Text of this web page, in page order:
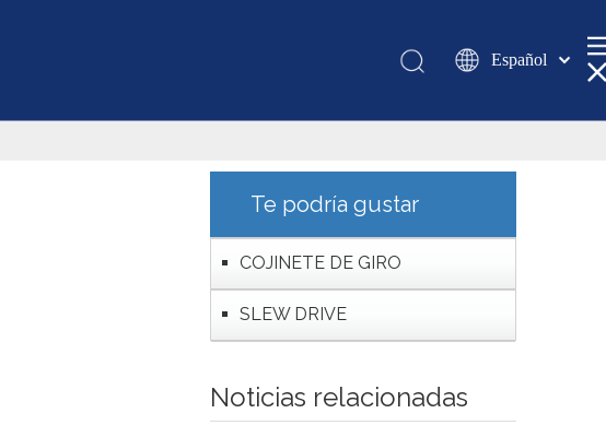
Español
românesc
Português
Te podría gustar
COJINETE DE GIRO
SLEW DRIVE
Noticias relacionadas